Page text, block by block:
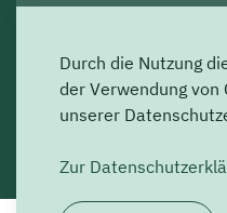
Impressum
Durch die Nutzung
der Verwendung von
unserer
Zur